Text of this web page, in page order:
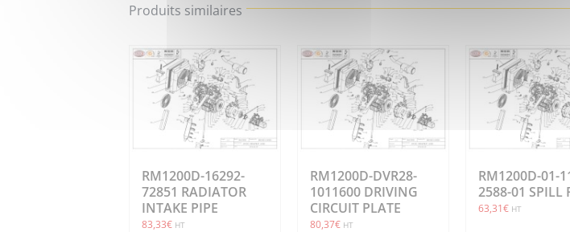
Produits similaires
RM1200D-16292-
72851 RADIATOR
INTAKE PIPE
83,33€ HT
RM1200D-DVR28-
1011600 DRIVING
CIRCUIT PLATE
80,37€ HT
RM1200D-01-
2588-01 SPILL
63,31€ HT